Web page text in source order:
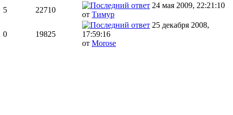
5 22710
24 мая 2009, 22:21:10
от Тимур
0 19825
25 декабря 2008,
17:59:16
от Morose